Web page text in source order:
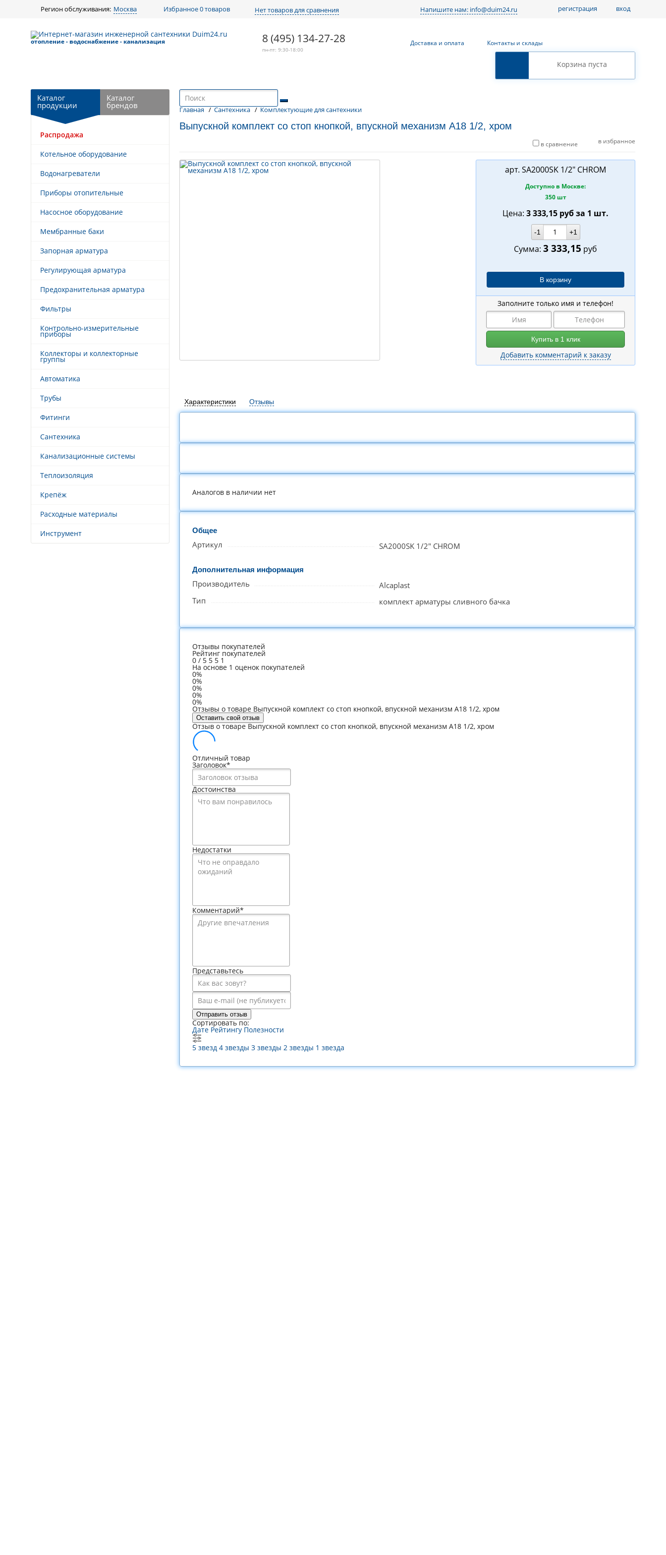
Регион обслуживания: Москва Избранное0 товаров Нет товаров для сравнения Напишите нам: info@duim24.ru вход
регистрация
отопление - водоснабжение - канализация 8 (495) 134-27-28
пн-пт: 9:30-18:00
Доставка и оплата Контакты и склады
Корзина пуста
Главная / Сантехника / Комплектующие для сантехники
Выпускной комплект со стоп кнопкой, впускной механизм А18 1/2, хром
в избранное
в сравнение
арт. SA2000SK 1/2" CHROM
Доступно в Москве:
350 шт
Цена: 3 333,15 рубза 1 шт.
-1 +1
Сумма: 3 333,15 руб
Заполните только имя и телефон!
Добавить комментарий к заказу
Характеристики Отзывы
Аналогов в наличии нет
Общее
Артикул SA2000SK 1/2" CHROM
Дополнительная информация
Производитель
Alcaplast
Тип
комплект арматуры сливного бачка
Отзывы покупателей
Рейтинг покупателей
0 / 5 5 5 1
На основе 1 оценок покупателей
0%
0%
0%
0%
0%
Отзывы о товаре Выпускной комплект со стоп кнопкой, впускной механизм А18 1/2, хром
Оставить свой отзыв
Отзыв о товаре Выпускной комплект со стоп кнопкой, впускной механизм А18 1/2, хром
Отличный товар
Заголовок*
Достоинства
Недостатки
Комментарий*
Представьтесь
Отправить отзыв
Сортировать по:
Дате Рейтингу Полезности
5 звезд 4 звезды 3 звезды 2 звезды 1 звезда
Каталог
продукции
Каталог
брендов
Распродажа
Котельное оборудование
Водонагреватели
Приборы отопительные
Насосное оборудование
Мембранные баки
Запорная арматура
Регулирующая арматура
Предохранительная арматура
Фильтры
Контрольно-измерительные
приборы
Коллекторы и коллекторные
группы
Автоматика
Трубы
Фитинги
Сантехника
Канализационные системы
Теплоизоляция
Крепёж
Расходные материалы
Инструмент
Назад к выбору